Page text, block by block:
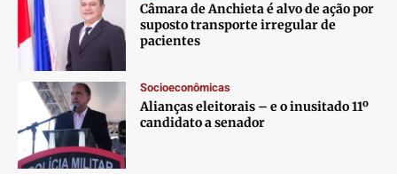
Câmara de Anchieta é alvo de ação por
suposto transporte irregular de
pacientes
Socioeconômicas
Alianças eleitorais – e o inusitado 11º
candidato a senador